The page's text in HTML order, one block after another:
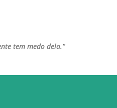
tem medo dela."